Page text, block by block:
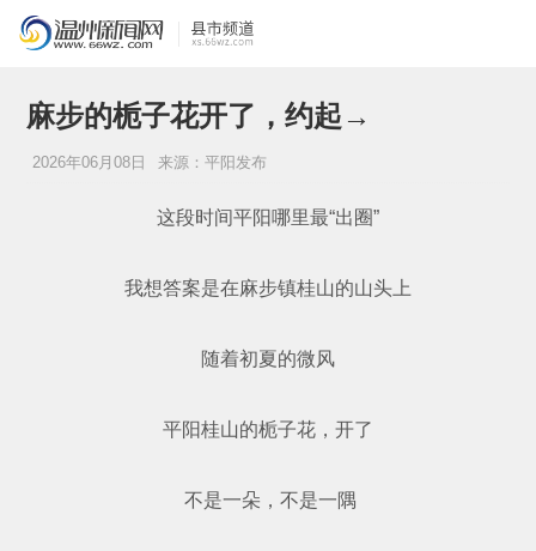
麻步的栀子花开了，约起→
2026年06月08日 来源：平阳发布
这段时间平阳哪里最“出圈”
我想答案是在麻步镇桂山的山头上
随着初夏的微风
平阳桂山的栀子花，开了
不是一朵，不是一隅